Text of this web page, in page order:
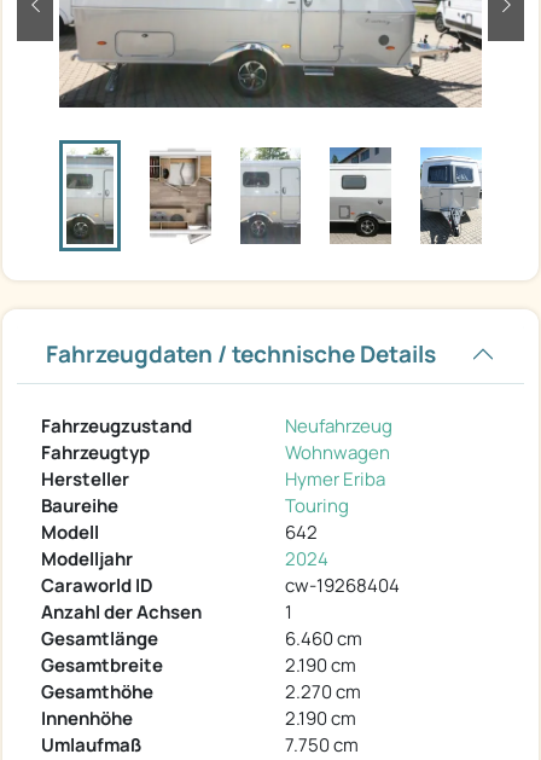
zurück
Fahrzeugdaten / technische Details
Fahrzeugzustand
Neufahrzeug
Fahrzeugtyp
Wohnwagen
Hersteller
Hymer Eriba
Baureihe
Touring
Modell
642
Modelljahr
2024
Caraworld ID
cw-19268404
Anzahl der Achsen
1
Gesamtlänge
6.460 cm
Gesamtbreite
2.190 cm
Gesamthöhe
2.270 cm
Innenhöhe
2.190 cm
Umlaufmaß
7.750 cm